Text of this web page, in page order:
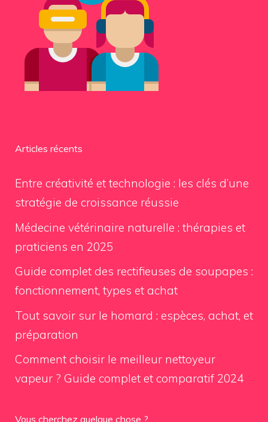
Articles récents
Entre créativité et technologie : les clés d’une
stratégie de croissance réussie
Médecine vétérinaire naturelle : thérapies et
praticiens en 2025
Guide complet des rectifieuses de soupapes :
fonctionnement, types et achat
Tout savoir sur le homard : espèces, achat, et
préparation
Comment choisir le meilleur nettoyeur
vapeur ? Guide complet et comparatif 2024
Vous cherchez quelque chose ?